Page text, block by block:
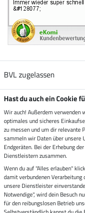
BVL zugelassen
Zustellung durch
Sicher bezahlen mit
Hast du auch ein Cookie
Wir auch! Außerdem verwenden
optimales und sicheres
zu messen und um dir relevante
sammeln wir Daten über unsere
Endgeräten. Bei der Erhebung
Dienstleistern zusammen.
Wenn du auf "Alles erlauben"
damit verbundenen
unsere Dienstleister
Notwendige", wird dein Besuch
für den reibungslosen Betrieb